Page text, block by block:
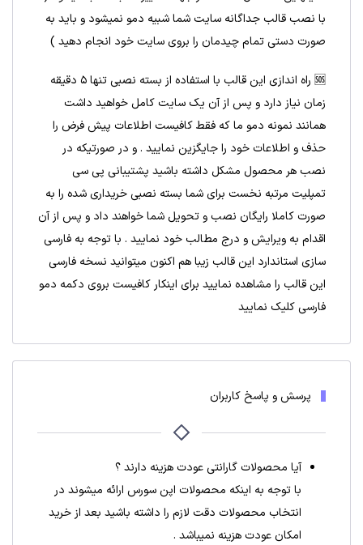
با نصب قالب جداگانه سایت شما شبیه دمو نمیشود و باید به
صورت دستی تمام چیدمان را بروی سایت خود انجام دهید )
🆘 راه اندازی این قالب با استفاده از بسته نصبی تنها 5 دقیقه
زمان نیاز دارد و پس از آن یک سایت کامل خواهید داشت
همانند نمونه دمو ما که فقط کافیست اطلاعات پیش فرض را
حذف و اطلاعات خود را جایگزین نمایید . و در صورتیکه در
نصب هر محصول مشکل داشته باشید پشتیبانی پی سی
تمپلیت مرتبه نخست برای شما بسته نصبی خریداری شده را به
صورت کاملا رایگان نصب و تحویل شما خواهند داد و پس از آن
اقدام به ویرایش و درج مطالب خود نمایید . با توجه به فارسی
سازی استاندارد این قالب زیبا هم اکنون میتوانید نسخه فارسی
این قالب را مشاهده نمایید برای اینکار کافیست بروی دکمه دمو
فارسی کلیک نمایید
پرسش و پاسخ کاربران
آیا محصولات گارانتی عودت هزینه دارند ؟
با توجه به اینکه محصولات اپن سورس ارائه میشوند در
انتخاب محصولات دقت لازم را داشته باشید بعد از خرید
امکان عودت هزینه نمیباشد .